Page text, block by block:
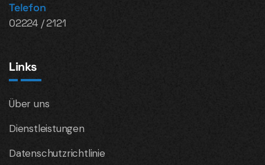
Telefon
02224 / 2121
Links
Über uns
Dienstleistungen
Datenschutzrichtlinie